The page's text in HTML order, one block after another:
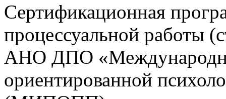
Сертификационная
процессуальной работы
АНО ДПО
ориентированной